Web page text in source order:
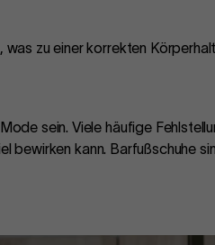
zu einer korrekten
sein. Viele häufige
kann. Barfußschuhe